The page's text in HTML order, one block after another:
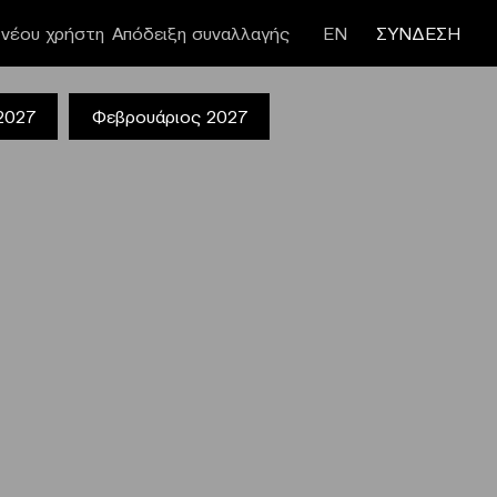
Απόδειξη συναλλαγής
χρήστη ΕΝ ΣΥΝΔΕΣΗ
Φεβρουάριος 2027